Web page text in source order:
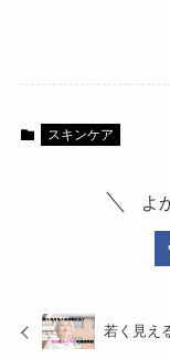
スキンケア
よ
若く見え